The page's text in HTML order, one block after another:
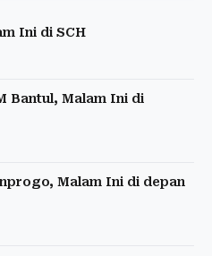
Ini di SCH
Bantul, Malam Ini di
Malam Ini di depan